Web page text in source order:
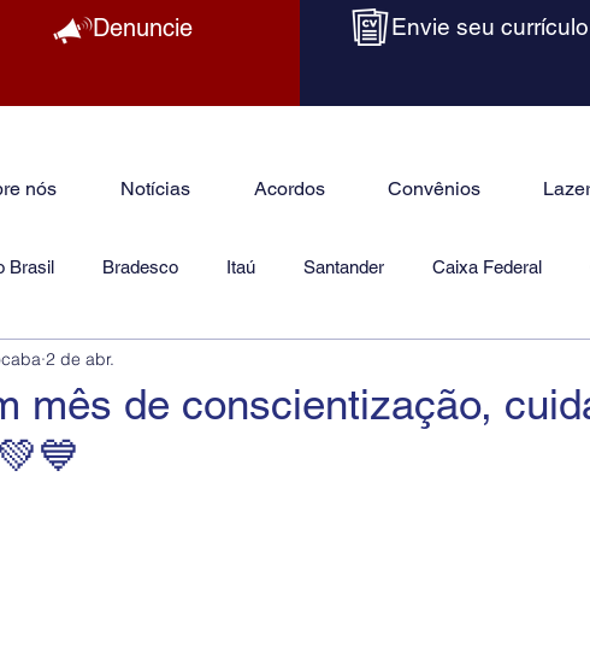
Denuncie Envie seu currículo
nós Notícias Acordos Convênios Lazer
Brasil Bradesco Itaú Santander Caixa Federal
Jurídico
mês de conscientização,
2 de abr.